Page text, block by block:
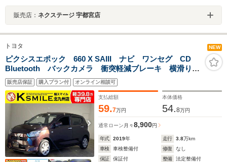
販売店： ネクステージ 宇都宮店
トヨタ NEW
ピクシスエポック 660 X SAIII ナビ ワンセグ CD
Bluetooth バックカメラ 衝突軽減ブレーキ 横滑り防
止装置 車線逸脱防止装置 衝突安全ボディ アイドリ
ングストップ 障害物センサー LEDヘッドライト キ
ーレスエントリー
販売店保証 購入プラン付 オンライン相談可
支払総額
59.7万円
本体価格
54.8万円
通常ローン 月々8,900円
年式 2019年 走行 3.8万km
車検
車検整備付 修復
なし
保証
保証付 整備
法定整備付